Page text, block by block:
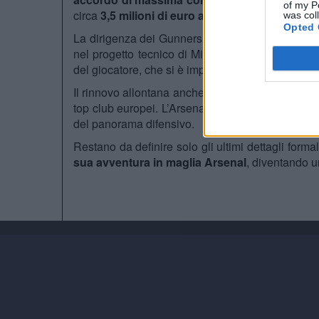
of my
was
Opted
circa 3,5 milioni di euro a stagione
La dirigenza dei Gunners ha deciso di puntare
nel progetto tecnico di Mikel Arteta. Il nuovo
del giocatore, che si è imposto per rendimento,
Il rinnovo allontana anche le voci di mercato
top club europei. L’Arsenal vuole costruire
del panorama difensivo.
Restano da definire solo gli ultimi dettagli
sua avventura in maglia Arsenal, diventando